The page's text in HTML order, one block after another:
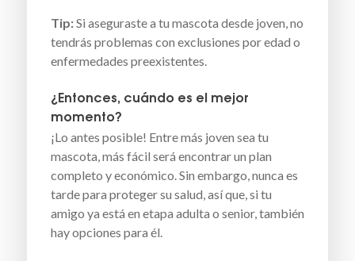
Tip:Si aseguraste a tu mascota desde joven, no
tendrás problemas con exclusiones por edad o
enfermedades preexistentes.
¿Entonces, cuándo es el mejor
momento?
¡Lo antes posible! Entre más joven sea tu
mascota, más fácil será encontrar un plan
completo y económico. Sin embargo, nunca es
tarde para proteger su salud, así que, si tu
amigo ya está en etapa adulta o senior, también
hay opciones para él.